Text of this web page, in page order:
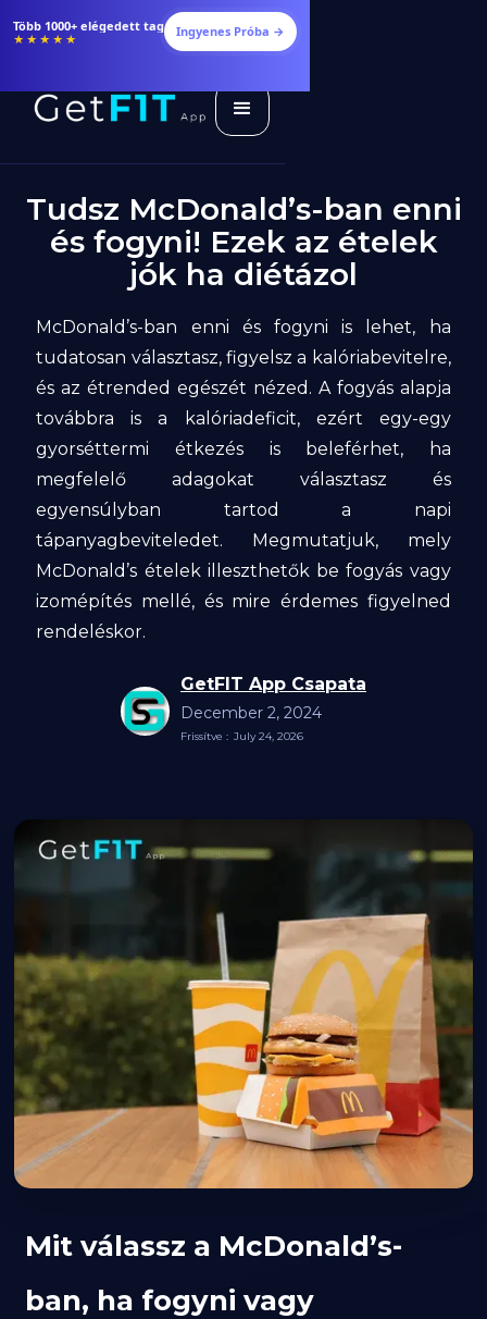
Étrendek, receptek és edzéstervek
★★★★★ Ingyenes Próba →
Tudsz McDonald’s-ban enni
és fogyni! Ezek az ételek
jók ha diétázol
McDonald’s-ban enni és fogyni is lehet, ha
tudatosan választasz, figyelsz a kalóriabevitelre,
és az étrended egészét nézed. A fogyás alapja
továbbra is a kalóriadeficit, ezért egy-egy
gyorséttermi étkezés is beleférhet, ha
megfelelő adagokat választasz és
egyensúlyban tartod a napi
tápanyagbeviteledet. Megmutatjuk, mely
McDonald’s ételek illeszthetők be fogyás vagy
izomépítés mellé, és mire érdemes figyelned
rendeléskor.
GetFIT App Csapata
December 2, 2024
Frissítve : July 24, 2026
Mit válassz a McDonald’s-
ban, ha fogyni vagy